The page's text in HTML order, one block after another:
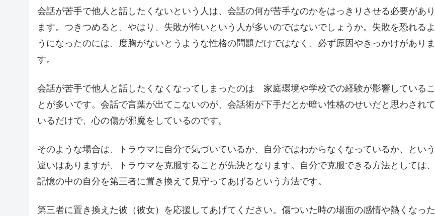
会話が苦手で他人と話したくないという人は、会話の何が苦手なのかをはっきりさせる必要があり
ます。つきつめると、やはり、失敗が怖いという人が多いのではないでしょうか。失敗を恐れるよ
うになったのには、度胸がないとうような性格の問題だけではなく、必ず原因やきっかけがありま
す。
会話が苦手で他人と話したくなくなってしまったのは 家庭環境や学校での経験が影響しているこ
とが多いです。会話で言葉が出てこないのが、会話術が下手だとか暗い性格のせいだと思わされて
いるだけで、心の傷が邪魔をしているのです。
そのような場合は、トラウマに自分で気づいているか、自分ではわからなくなっているか、という
違いはありますが、トラウマを克服することが先決となります。自分で克服できる方法としては、
記憶の中の自分を第三者に置き換えて見守ってあげるという方法です。
第三者に置き換えた彼（彼女）を応援してあげてください。傷ついた時の場面の感情や熱くなった